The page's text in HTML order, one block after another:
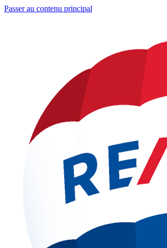
Passer au contenu principal